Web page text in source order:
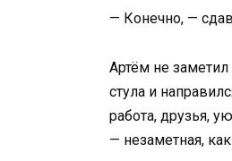
— Конечно, —
Артём не
стула и
работа, друзья,
— незаметная,